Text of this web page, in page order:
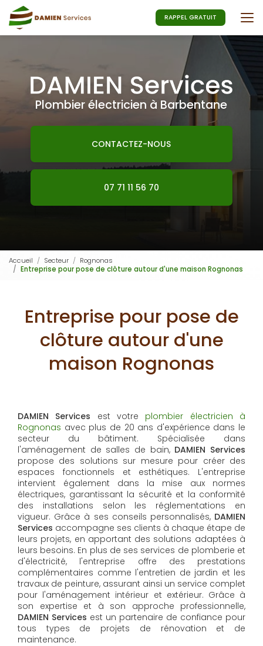
au
contenu
principal
RAPPEL GRATUIT
Plombier électricien à Barbentane
CONTACTEZ-NOUS
07 71 11 56 70
Accueil Secteur
Rognonas
Entreprise pour pose de clôture autour d'une maison Rognonas
Entreprise pour pose de
clôture autour d'une
maison Rognonas
DAMIEN Services est votre plombier électricien à
Rognonas avec plus de 20 ans d'expérience dans le
secteur du bâtiment. Spécialisée dans
l'aménagement de salles de bain, DAMIEN Services
propose des solutions sur mesure pour créer des
espaces fonctionnels et esthétiques. L'entreprise
intervient également dans la mise aux normes
électriques, garantissant la sécurité et la conformité
des installations selon les réglementations en
vigueur. Grâce à ses conseils personnalisés, DAMIEN
Services accompagne ses clients à chaque étape de
leurs projets, en apportant des solutions adaptées à
leurs besoins. En plus de ses services de plomberie et
d'électricité, l'entreprise offre des prestations
complémentaires comme l'entretien de jardin et les
travaux de peinture, assurant ainsi un service complet
pour l'aménagement intérieur et extérieur. Grâce à
son expertise et à son approche professionnelle,
DAMIEN Services​​​​​​​ est un partenaire de confiance pour
tous types de projets de rénovation et de
maintenance.